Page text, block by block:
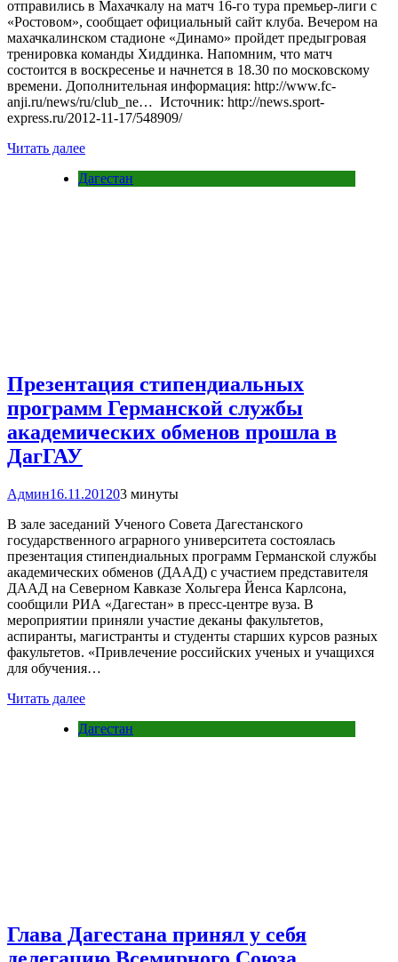
отправились в Махачкалу на матч 16-го тура премьер-лиги с
«Ростовом», сообщает официальный сайт клуба. Вечером на
махачкалинском стадионе «Динамо» пройдет предыгровая
тренировка команды Хиддинка. Напомним, что матч
состоится в воскресенье и начнется в 18.30 по московскому
времени. Дополнительная информация: http://www.fc-
anji.ru/news/ru/club_ne… Источник: http://news.sport-
express.ru/2012-11-17/548909/
Читать далее
Дагестан
Презентация стипендиальных
программ Германской службы
академических обменов прошла в
ДагГАУ
Админ16.11.201203 минуты
В зале заседаний Ученого Совета Дагестанского
государственного аграрного университета состоялась
презентация стипендиальных программ Германской службы
академических обменов (ДААД) c участием представителя
ДААД на Северном Кавказе Хольгера Йенса Карлсона,
сообщили РИА «Дагестан» в пресс-центре вуза. В
мероприятии приняли участие деканы факультетов,
аспиранты, магистранты и студенты старших курсов разных
факультетов. «Привлечение российских ученых и учащихся
для обучения…
Читать далее
Дагестан
Глава Дагестана принял у себя